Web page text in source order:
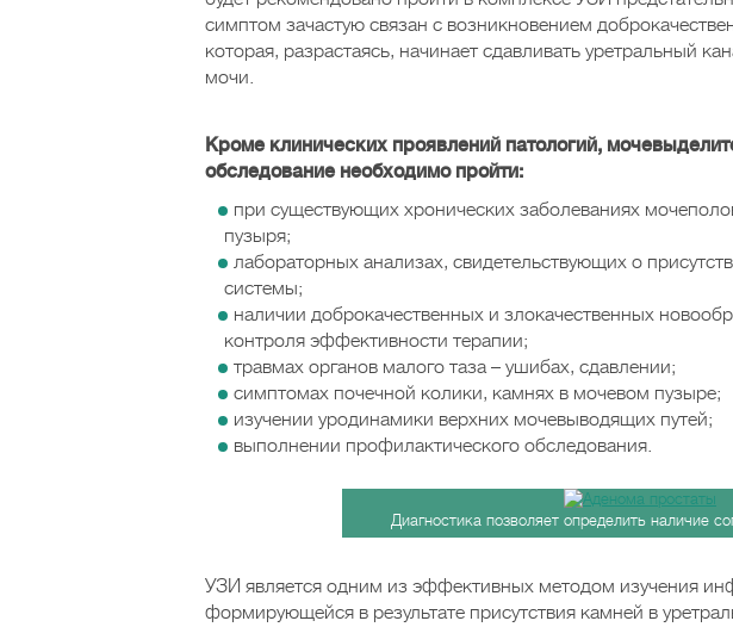
симптом зачастую связан с возникновением
которая, разрастаясь, начинает сдавливать уретральный
мочи.
Кроме клинических проявлений патологий,
обследование необходимо пройти:
при существующих хронических заболеваниях
пузыря;
лабораторных анализах, свидетельствующих о
системы;
наличии доброкачественных и злокачественных
контроля эффективности терапии;
травмах органов малого таза – ушибах, сдавлении;
симптомах почечной колики, камнях в мочевом пузыре;
изучении уродинамики верхних мочевыводящих путей;
выполнении профилактического обследования.
Диагностика позволяет определить наличие
УЗИ является одним из эффективных методом изучения
формирующейся в результате присутствия камней в